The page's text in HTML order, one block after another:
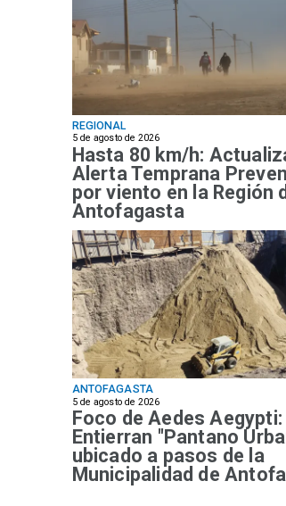
REGIONAL
5 de agosto de 2026
Hasta 80 km/h:
Alerta Temprana
por viento en la Región
Antofagasta
ANTOFAGASTA
5 de agosto de 2026
Foco de Aedes Aegypti:
Entierran "Pantano
ubicado a pasos de la
Municipalidad de